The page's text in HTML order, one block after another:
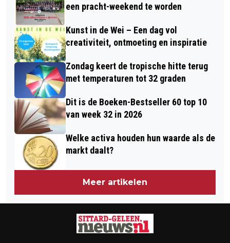
een pracht-weekend te worden
Kunst in de Wei – Een dag vol
creativiteit, ontmoeting en inspiratie
Zondag keert de tropische hitte terug
met temperaturen tot 32 graden
Dit is de Boeken-Bestseller 60 top 10
van week 32 in 2026
Welke activa houden hun waarde als de
markt daalt?
Meer artikelen